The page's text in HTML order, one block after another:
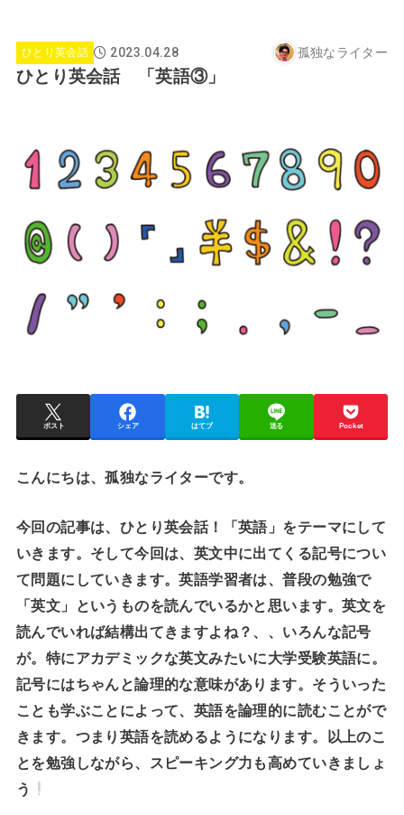
ひとり英会話 2023.04.28 孤独なライター
ひとり英会話 「英語③」
ポスト シェア はてブ 送る Pocket
こんにちは、孤独なライターです。
今回の記事は、ひとり英会話！「英語」をテーマにして
いきます。そして今回は、英文中に出てくる記号につい
て問題にしていきます。英語学習者は、普段の勉強で
「英文」というものを読んでいるかと思います。英文を
読んでいれば結構出てきますよね？、、いろんな記号
が。特にアカデミックな英文みたいに大学受験英語に。
記号にはちゃんと論理的な意味があります。そういった
ことも学ぶことによって、英語を論理的に読むことがで
きます。つまり英語を読めるようになります。以上のこ
とを勉強しながら、スピーキング力も高めていきましょ
う